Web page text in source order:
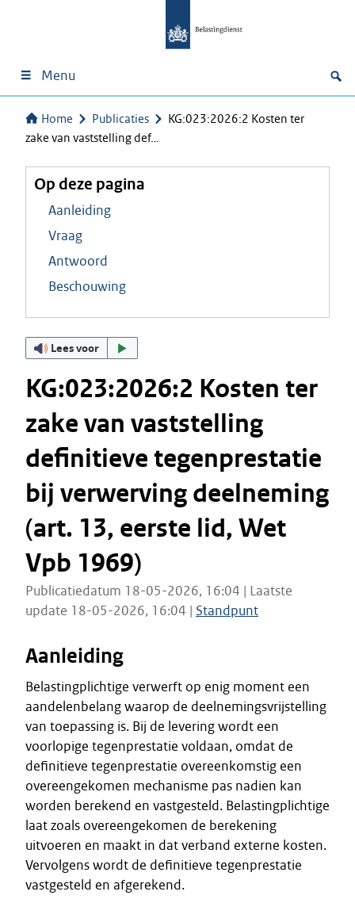
Menu
Home Publicaties
KG:023:2026:2 Kosten ter
zake van vaststelling def…
Op deze pagina
Aanleiding
Vraag
Antwoord
Beschouwing
Lees voor
KG:023:2026:2 Kosten ter
zake van vaststelling
definitieve tegenprestatie
bij verwerving deelneming
(art. 13, eerste lid, Wet
Vpb 1969)
Publicatiedatum 18-05-2026, 16:04 | Laatste
update 18-05-2026, 16:04 | Standpunt
Aanleiding
Belastingplichtige verwerft op enig moment een
aandelenbelang waarop de deelnemingsvrijstelling
van toepassing is. Bij de levering wordt een
voorlopige tegenprestatie voldaan, omdat de
definitieve tegenprestatie overeenkomstig een
overeengekomen mechanisme pas nadien kan
worden berekend en vastgesteld. Belastingplichtige
laat zoals overeengekomen de berekening
uitvoeren en maakt in dat verband externe kosten.
Vervolgens wordt de definitieve tegenprestatie
vastgesteld en afgerekend.